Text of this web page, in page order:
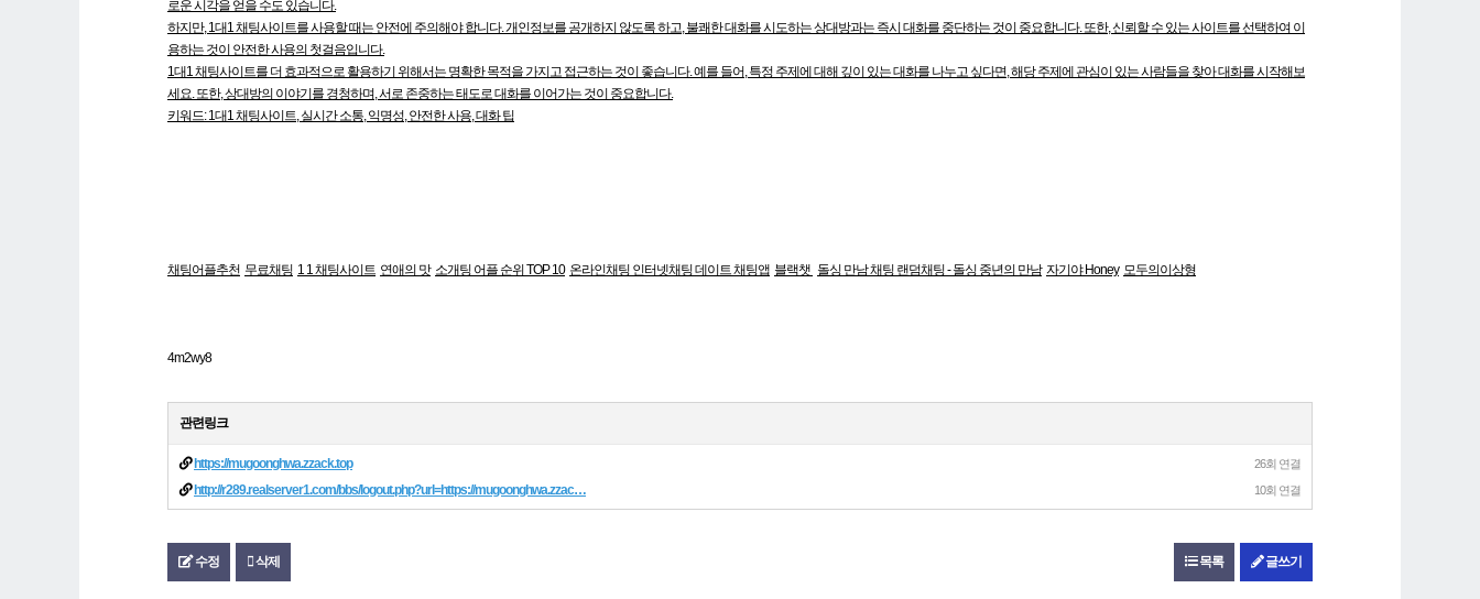
로운 시각을 얻을 수도 있습니다.
하지만, 1대1 채팅사이트를 사용할 때는 안전에 주의해야 합니다. 개인정보를 공개하지 않도록 하고, 불쾌한 대화를 시도하는 상대방과는 즉시 대화를 중단하는 것이 중요합니다. 또한, 신뢰할 수 있는 사이트를 선택하여 이
용하는 것이 안전한 사용의 첫걸음입니다.
1대1 채팅사이트를 더 효과적으로 활용하기 위해서는 명확한 목적을 가지고 접근하는 것이 좋습니다. 예를 들어, 특정 주제에 대해 깊이 있는 대화를 나누고 싶다면, 해당 주제에 관심이 있는 사람들을 찾아 대화를 시작해보
세요. 또한, 상대방의 이야기를 경청하며, 서로 존중하는 태도로 대화를 이어가는 것이 중요합니다.
키워드: 1대1 채팅사이트, 실시간 소통, 익명성, 안전한 사용, 대화 팁
채팅어플추천 무료채팅 1 1 채팅사이트 연애의 맛 소개팅 어플 순위 TOP 10 온라인채팅 인터넷채팅 데이트 채팅앱 블랙챗 돌싱 만남 채팅 랜덤채팅 - 돌싱 중년의 만남 자기야 Honey 모두의이상형
4m2wy8
관련링크
https://mugoonghwa.zzack.top 26회 연결
http://r289.realserver1.com/bbs/logout.php?url=https://mugoonghwa.zzac… 10회 연결
수정 삭제 목록 글쓰기